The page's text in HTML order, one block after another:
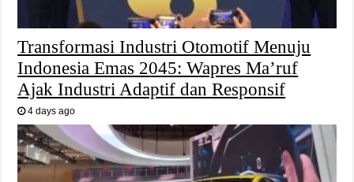
Transformasi Industri Otomotif Menuju
Indonesia Emas 2045: Wapres Ma’ruf
Ajak Industri Adaptif dan Responsif
4 days ago